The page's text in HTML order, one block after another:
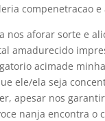
compenetracao
nos aforar sorte e
amadurecido
acimade
ele/ela seja
apesar nos
nanja encontra